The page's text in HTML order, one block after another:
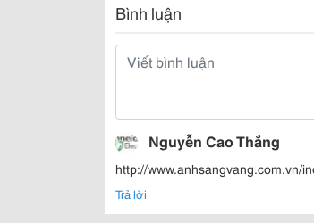
Bình luận
Nguyễn Cao Thắng
http://www.anhsangvang.com.vn/
Trả lời